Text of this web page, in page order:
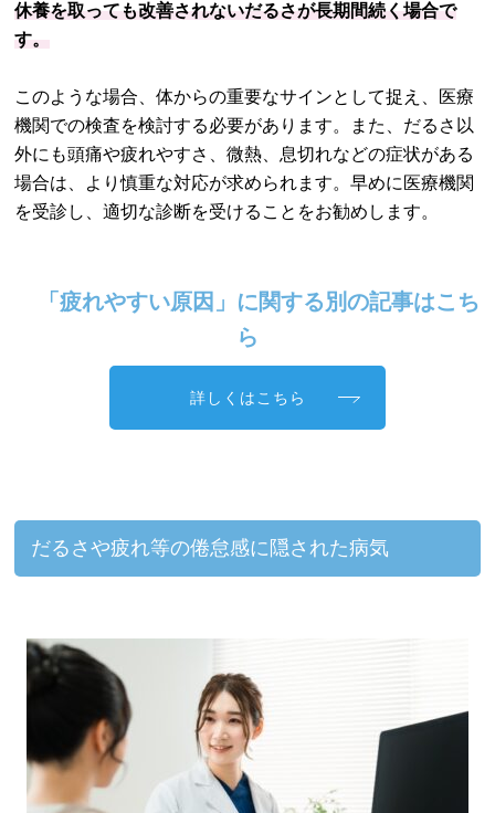
休養を取っても改善されないだるさが長期間続く場合で
す。
このような場合、体からの重要なサインとして捉え、医療
機関での検査を検討する必要があります。また、だるさ以
外にも頭痛や疲れやすさ、微熱、息切れなどの症状がある
場合は、より慎重な対応が求められます。早めに医療機関
を受診し、適切な診断を受けることをお勧めします。
「疲れやすい原因」に関する別の記事はこち
ら
詳しくはこちら
だるさや疲れ等の倦怠感に隠された病気